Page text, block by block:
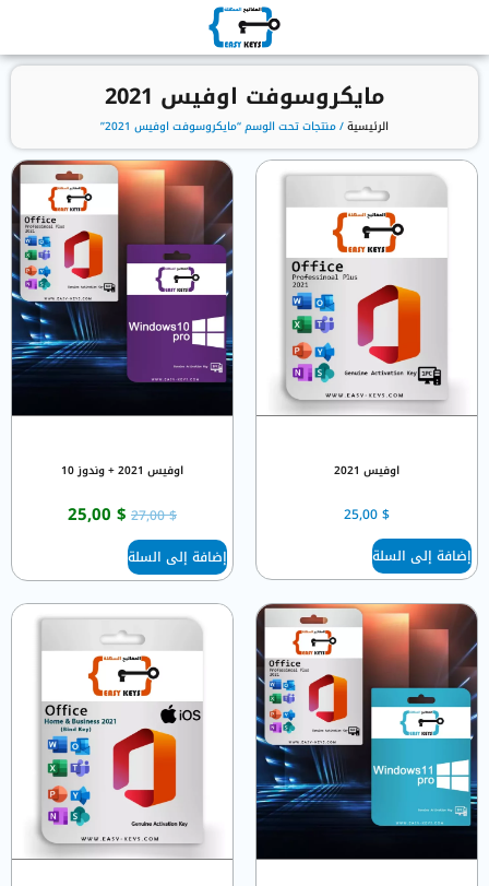
مايكروسوفت اوفيس 2021
الرئيسية/ منتجات تحت الوسم “مايكروسوفت اوفيس 2021”
اوفيس 2021
25,00$
إضافة إلى السلة
اوفيس 2021 + وندوز 10
27,00$
25,00 $
إضافة إلى السلة